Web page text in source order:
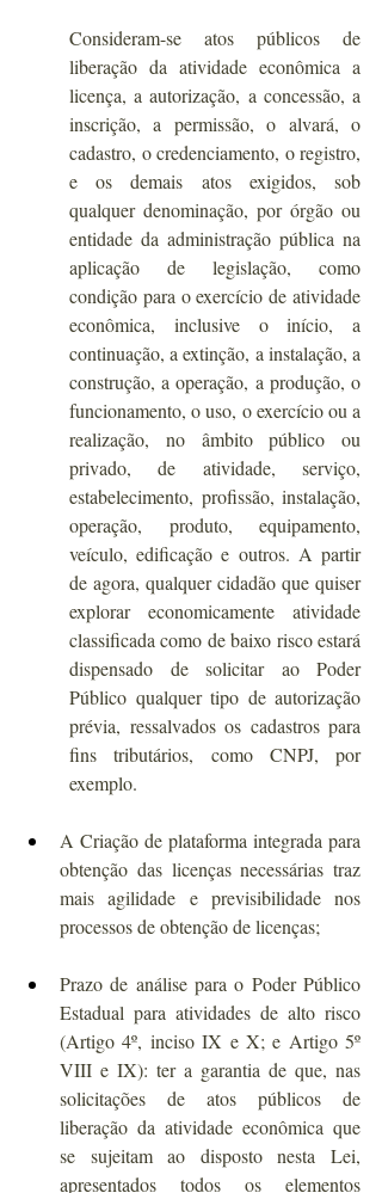
Consideram-se atos públicos de
liberação da atividade econômica a
licença, a autorização, a concessão, a
inscrição, a permissão, o alvará, o
cadastro, o credenciamento, o registro,
e os demais atos exigidos, sob
qualquer denominação, por órgão ou
entidade da administração pública na
aplicação de legislação, como
condição para o exercício de atividade
econômica, inclusive o início, a
continuação, a extinção, a instalação, a
construção, a operação, a produção, o
funcionamento, o uso, o exercício ou a
realização, no âmbito público ou
privado, de atividade, serviço,
estabelecimento, profissão, instalação,
operação, produto, equipamento,
veículo, edificação e outros. A partir
de agora, qualquer cidadão que quiser
explorar economicamente atividade
classificada como de baixo risco estará
dispensado de solicitar ao Poder
Público qualquer tipo de autorização
prévia, ressalvados os cadastros para
fins tributários, como CNPJ, por
exemplo.
A Criação de plataforma integrada para
obtenção das licenças necessárias traz
mais agilidade e previsibilidade nos
processos de obtenção de licenças;
Prazo de análise para o Poder Público
Estadual para atividades de alto risco
(Artigo 4º, inciso IX e X; e Artigo 5º
VIII e IX): ter a garantia de que, nas
solicitações de atos públicos de
liberação da atividade econômica que
se sujeitam ao disposto nesta Lei,
apresentados todos os elementos